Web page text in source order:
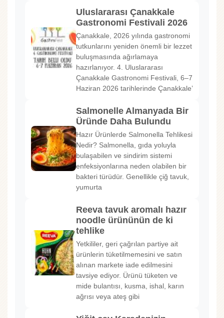
Uluslararası Çanakkale
Gastronomi Festivali 2026
Çanakkale, 2026 yılında gastronomi
tutkunlarını yeniden önemli bir lezzet
buluşmasında ağırlamaya
hazırlanıyor. 4. Uluslararası
Çanakkale Gastronomi Festivali, 6–7
Haziran 2026 tarihlerinde Çanakkale’
Salmonelle Almanyada Bir
Üründe Daha Bulundu
Hazır Ürünlerde Salmonella Tehlikesi
Nedir? Salmonella, gıda yoluyla
bulaşabilen ve sindirim sistemi
enfeksiyonlarına neden olabilen bir
bakteri türüdür. Genellikle çiğ tavuk,
yumurta
Reeva tavuk aromalı hazır
noodle ürününün de ki
tehlike
Yetkililer, geri çağrılan partiye ait
ürünlerin tüketilmemesini ve satın
alınan markete iade edilmesini
tavsiye ediyor. Ürünü tüketen ve
mide bulantısı, kusma, ishal, karın
ağrısı veya ateş gibi